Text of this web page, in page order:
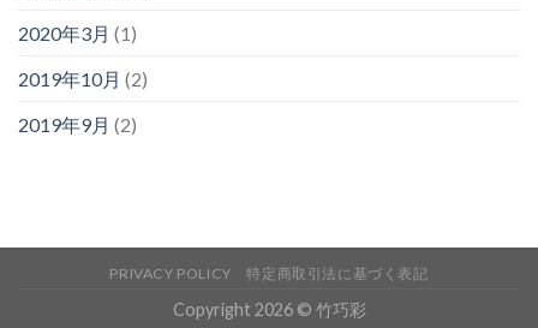
2020年3月 (1)
2019年10月 (2)
2019年9月 (2)
PRIVACY POLICY 特定商取引法に基づく表記
Copyright 2026 © 竹巧彩